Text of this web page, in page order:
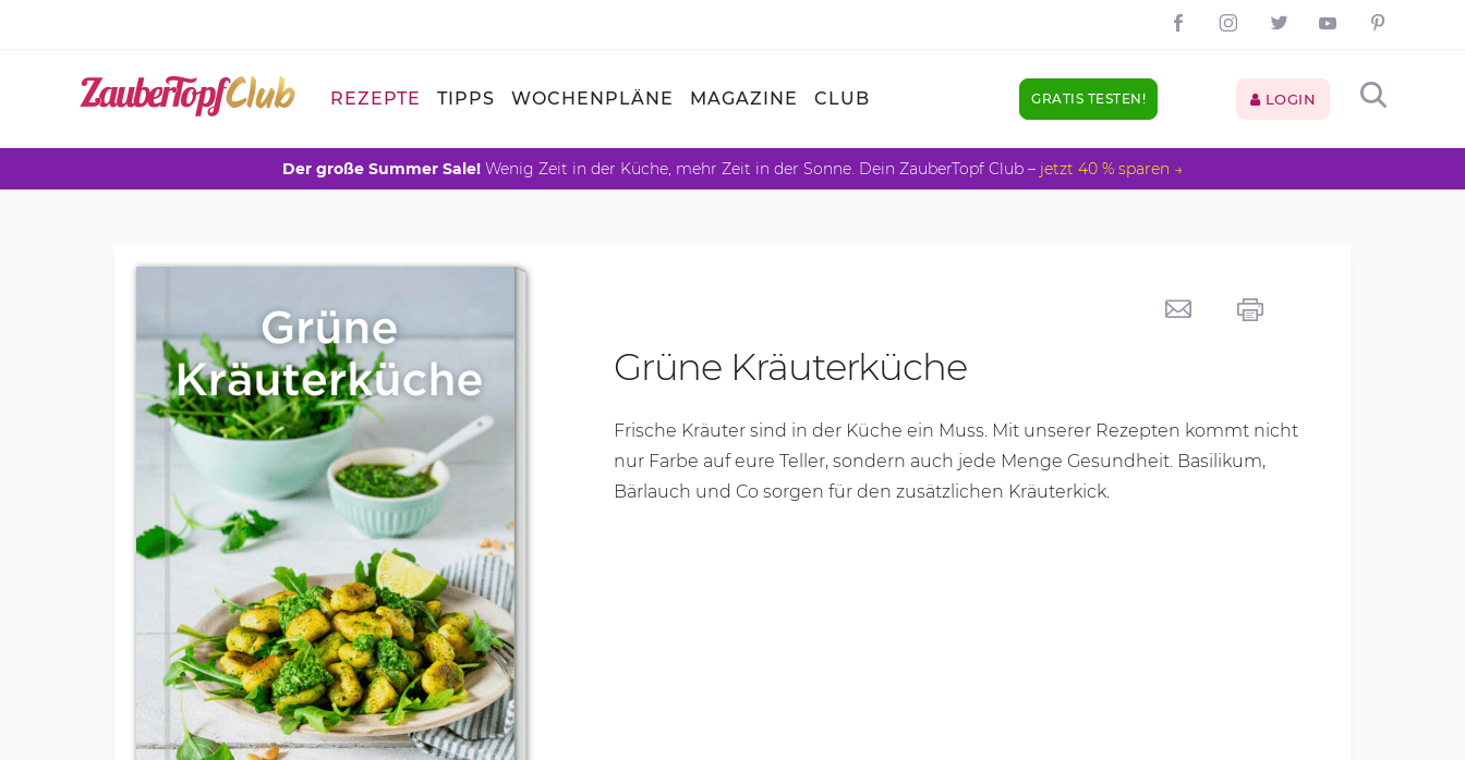
REZEPTE TIPPS WOCHENPLÄNE MAGAZINE CLUB GRATIS TESTEN! LOGIN
Der große Summer Sale! Wenig Zeit in der Küche, mehr Zeit in der Sonne. Dein ZauberTopf Club – jetzt 40 % sparen →
Grüne Kräuterküche
Frische Kräuter sind in der Küche ein Muss. Mit unserer Rezepten kommt nicht
nur Farbe auf eure Teller, sondern auch jede Menge Gesundheit. Basilikum,
Bärlauch und Co sorgen für den zusätzlichen Kräuterkick.